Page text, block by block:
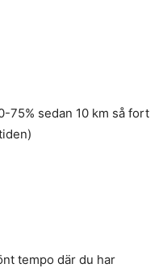
75% sedan 10 km så fort
tempo där du har